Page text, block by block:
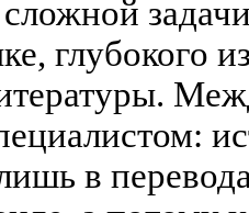
глубокого
в